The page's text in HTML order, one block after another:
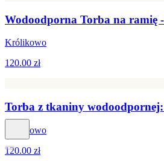
Wodoodporna Torba na ramię
Królikowo
120.00 zł
Torba z tkaniny
Królikowo
120.00 zł